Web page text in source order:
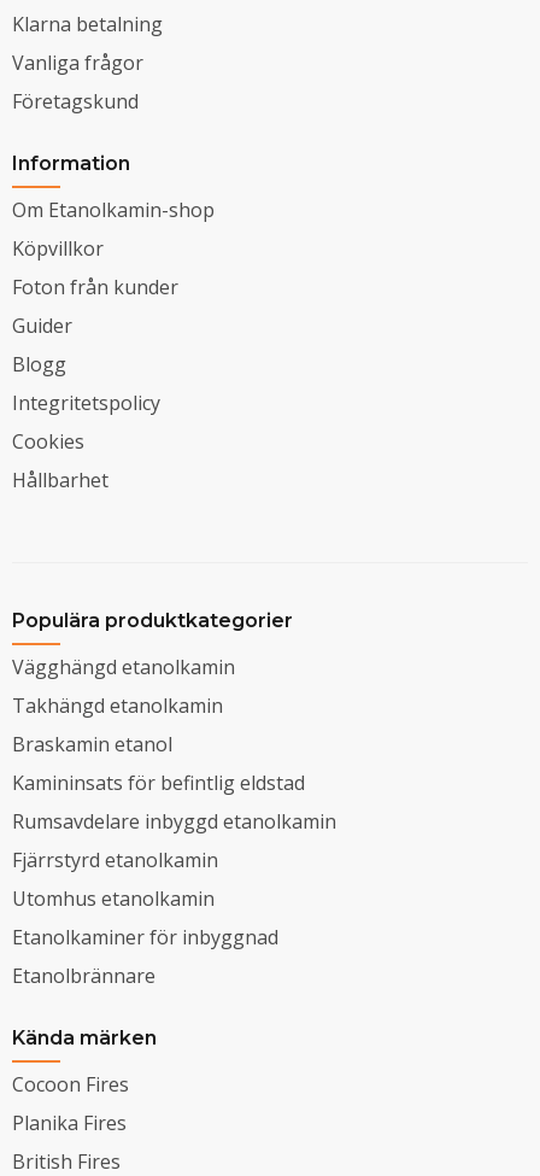
Klarna betalning
Vanliga frågor
Företagskund
Information
Om Etanolkamin-shop
Köpvillkor
Foton från kunder
Guider
Blogg
Integritetspolicy
Cookies
Hållbarhet
Populära produktkategorier
Vägghängd etanolkamin
Takhängd etanolkamin
Braskamin etanol
Kamininsats för befintlig eldstad
Rumsavdelare inbyggd etanolkamin
Fjärrstyrd etanolkamin
Utomhus etanolkamin
Etanolkaminer för inbyggnad
Etanolbrännare
Kända märken
Cocoon Fires
Planika Fires
British Fires